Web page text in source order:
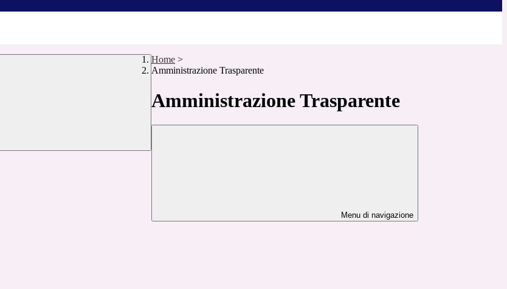
Home >
Amministrazione Trasparente
Amministrazione Trasparente
Menu di navigazione